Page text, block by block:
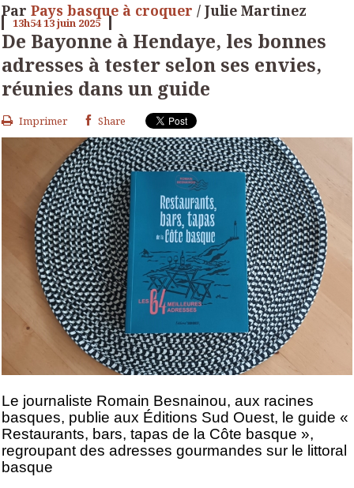
Par Pays basque à croquer / Julie Martinez
13h5413juin 2025
De Bayonne à Hendaye, les bonnes
adresses à tester selon ses envies,
réunies dans un guide
Imprimer Share
Le journaliste Romain Besnainou, aux racines
basques, publie aux Éditions Sud Ouest, le guide «
Restaurants, bars, tapas de la Côte basque »,
regroupant des adresses gourmandes sur le littoral
basque